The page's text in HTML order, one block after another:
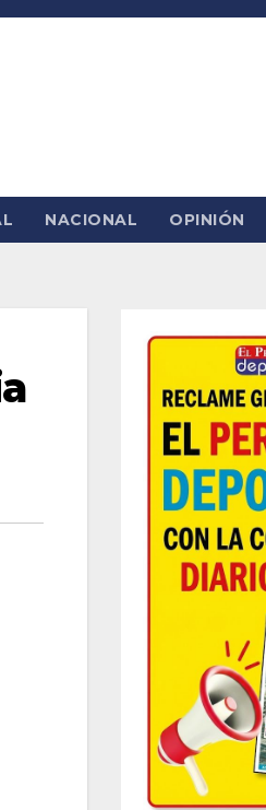
NACIONAL OPINIÓN